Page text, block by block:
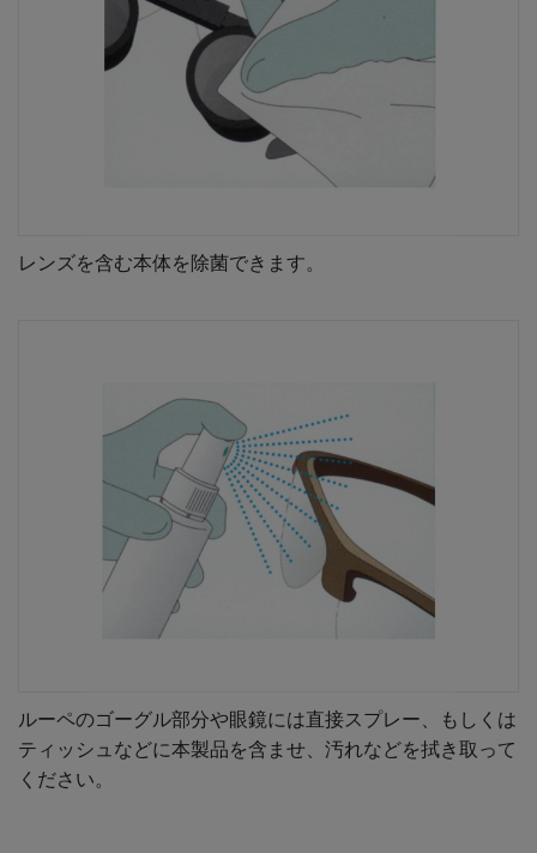
レンズを含む本体を除菌できます。
ルーペのゴーグル部分や眼鏡には直接スプレー、もしくは
ティッシュなどに本製品を含ませ、汚れなどを拭き取って
ください。